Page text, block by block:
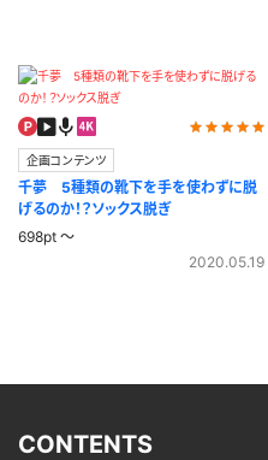
企画コンテンツ
千夢 5種類の靴下を手を使わずに脱
げるのか！？ソックス脱ぎ
698pt ～
2020.05.19
CONTENTS